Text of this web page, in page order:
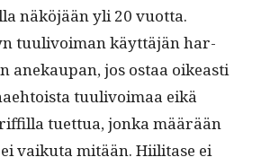
näköjään yli 20 vuotta.
tuulivoiman käyt­täjän har­
anekau­pan, jos ostaa oikeasti
tuulivoimaa eikä
tuet­tua, jon­ka määrään
vaiku­ta mitään. Hiil­i­tase ei